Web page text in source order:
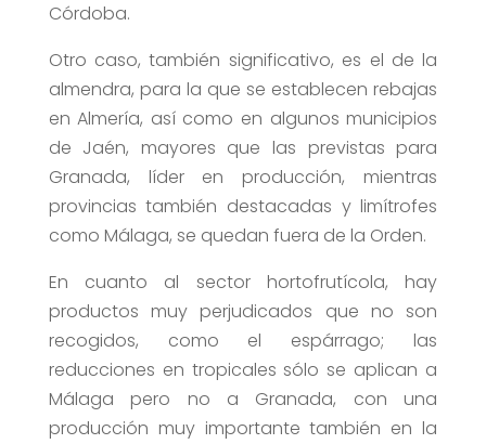
Córdoba.
Otro caso, también significativo, es el de la
almendra, para la que se establecen rebajas
en Almería, así como en algunos municipios
de Jaén, mayores que las previstas para
Granada, líder en producción, mientras
provincias también destacadas y limítrofes
como Málaga, se quedan fuera de la Orden.
En cuanto al sector hortofrutícola, hay
productos muy perjudicados que no son
recogidos, como el espárrago; las
reducciones en tropicales sólo se aplican a
Málaga pero no a Granada, con una
producción muy importante también en la